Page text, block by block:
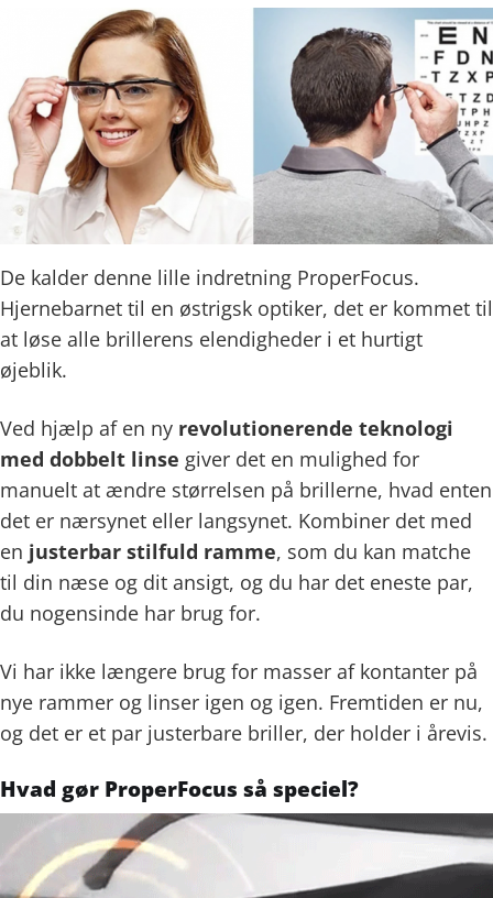
De kalder denne lille indretning ProperFocus.
Hjernebarnet til en østrigsk optiker, det er kommet til
at løse alle brillerens elendigheder i et hurtigt
øjeblik.
Ved hjælp af en ny revolutionerende teknologi
med dobbelt linse giver det en mulighed for
manuelt at ændre størrelsen på brillerne, hvad enten
det er nærsynet eller langsynet. Kombiner det med
en justerbar stilfuld ramme, som du kan matche
til din næse og dit ansigt, og du har det eneste par,
du nogensinde har brug for.
Vi har ikke længere brug for masser af kontanter på
nye rammer og linser igen og igen. Fremtiden er nu,
og det er et par justerbare briller, der holder i årevis.
Hvad gør ProperFocus så speciel?